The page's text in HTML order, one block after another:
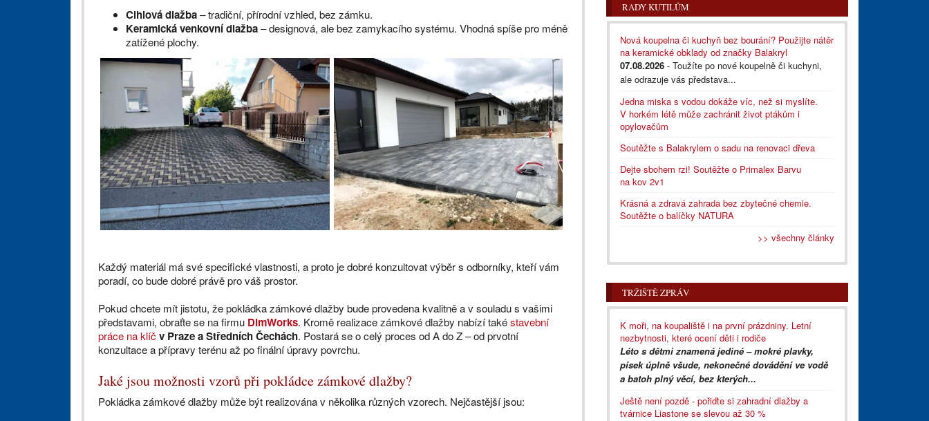
Cihlová dlažba– tradiční, přírodní vzhled, bez zámku.
Keramická venkovní dlažba– designová, ale bez zamykacího systému. Vhodná spíše pro méně
zatížené plochy.
Každý materiál má své specifické vlastnosti, a proto je dobré konzultovat výběr s odborníky, kteří vám
poradí, co bude dobré právě pro váš prostor.
Pokud chcete mít jistotu, že pokládka zámkové dlažby bude provedena kvalitně a v souladu s vašimi
představami, obraťte se na firmu DimWorks. Kromě realizace zámkové dlažby nabízí takéstavební
práce na klíč v Praze a Středních Čechách. Postará se o celý proces od A do Z – od prvotní
konzultace a přípravy terénu až po finální úpravy povrchu.
Jaké jsou možnosti vzorů při pokládce zámkové dlažby?
Pokládka zámkové dlažby může být realizována v několika různých vzorech. Nejčastější jsou:
RADY KUTILŮM
Nová koupelna či kuchyň bez bourání? Použijte nátěr
na keramické obklady od značky Balakryl
07.08.2026 - Toužíte po nové koupelně či kuchyni,
ale odrazuje vás představa...
Jedna miska s vodou dokáže víc, než si myslíte.
V horkém létě může zachránit život ptákům i
opylovačům
Soutěžte s Balakrylem o sadu na renovaci dřeva
Dejte sbohem rzi! Soutěžte o Primalex Barvu
na kov 2v1
Krásná a zdravá zahrada bez zbytečné chemie.
Soutěžte o balíčky NATURA
>> všechny články
TRŽIŠTĚ ZPRÁV
K moři, na koupaliště i na první prázdniny. Letní
nezbytnosti, které ocení děti i rodiče
Léto s dětmi znamená jediné – mokré plavky,
písek úplně všude, nekonečné dovádění ve vodě
a batoh plný věcí, bez kterých...
Ještě není pozdě - pořiďte si zahradní dlažby a
tvárnice Liastone se slevou až 30 %